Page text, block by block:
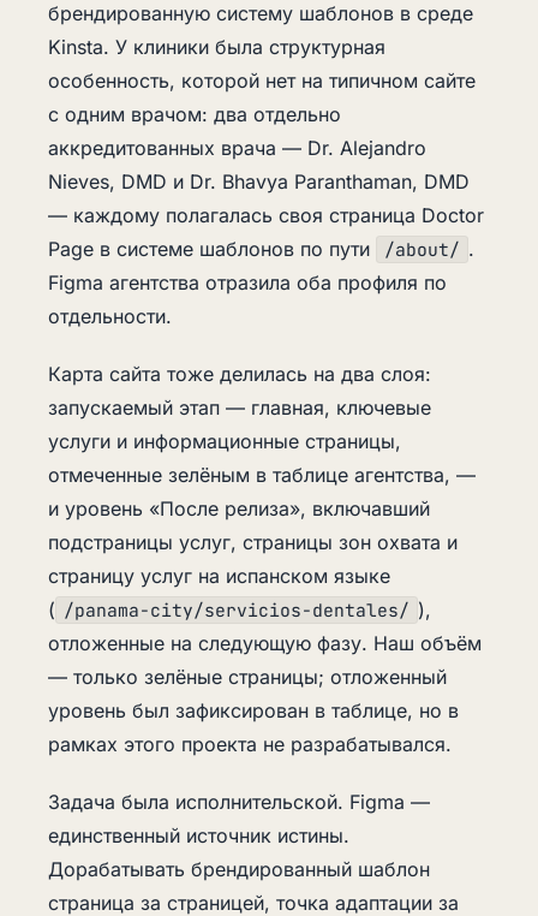
брендированную систему шаблонов в среде
Kinsta. У клиники была структурная
особенность, которой нет на типичном сайте
с одним врачом: два отдельно
аккредитованных врача — Dr. Alejandro
Nieves, DMD и Dr. Bhavya Paranthaman, DMD
— каждому полагалась своя страница Doctor
Page в системе шаблонов по пути
/about/ .
Figma агентства отразила оба профиля по
отдельности.
Карта сайта тоже делилась на два слоя:
запускаемый этап — главная, ключевые
услуги и информационные страницы,
отмеченные зелёным в таблице агентства, —
и уровень «После релиза», включавший
подстраницы услуг, страницы зон охвата и
страницу услуг на испанском языке
( /panama-city/servicios-dentales/ ),
отложенные на следующую фазу. Наш объём
— только зелёные страницы; отложенный
уровень был зафиксирован в таблице, но в
рамках этого проекта не разрабатывался.
Задача была исполнительской. Figma —
единственный источник истины.
Дорабатывать брендированный шаблон
страница за страницей, точка адаптации за